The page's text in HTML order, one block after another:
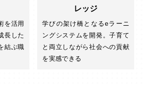
を活用
長した
結ぶ職
レッジ
学びの架け橋となるeラーニ
ングシステムを開発。子育て
と両立しながら社会への貢献
を実感できる